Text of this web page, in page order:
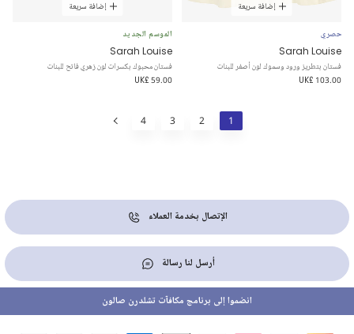
إضافة سريعة
حصري
Sarah Louise
فستان بتطريز ورود وسموك لون أصفر للبنات
UK£ 103.00
إضافة سريعة
الموسم الجديد
Sarah Louise
فستان محبوك بكسرات لون زهري فاتح للبنات
UK£ 59.00
1
2
3
4
الإتصال بخدمة العملاء
أرسل لنا رسالة
انضموا إلى برنامج مكافآت تشلدرن صالون